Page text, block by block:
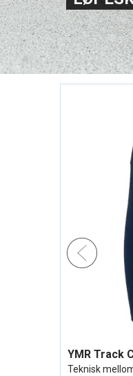
YMR Track
Hvit løpecaps